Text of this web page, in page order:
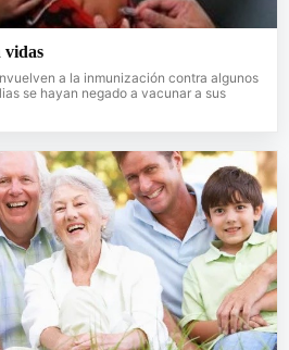
vidas
a la inmunización contra algunos
se hayan negado a vacunar a sus